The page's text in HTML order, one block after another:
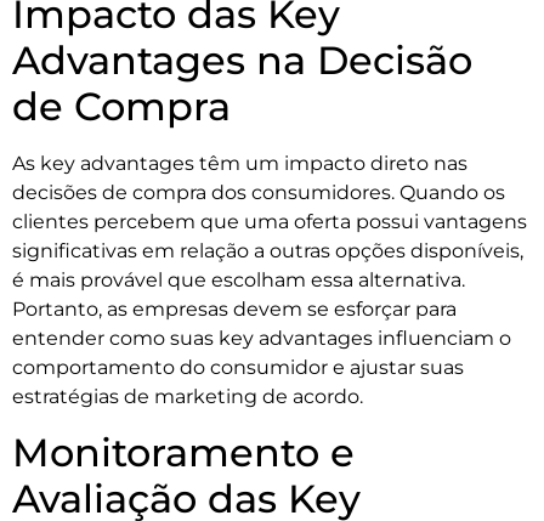
Impacto das Key
Advantages na Decisão
de Compra
As key advantages têm um impacto direto nas
decisões de compra dos consumidores. Quando os
clientes percebem que uma oferta possui vantagens
significativas em relação a outras opções disponíveis,
é mais provável que escolham essa alternativa.
Portanto, as empresas devem se esforçar para
entender como suas key advantages influenciam o
comportamento do consumidor e ajustar suas
estratégias de marketing de acordo.
Monitoramento e
Avaliação das Key